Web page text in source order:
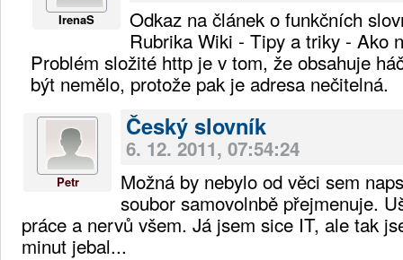
IrenaS
Odkaz na článek o funkčních
Rubrika Wiki - Tipy a triky - Ako
Problém složité http je v tom, že obsahuje
být nemělo, protože pak je adresa nečitelná.
Petr
Český slovník
6. 12. 2011, 07:54:24
Možná by nebylo od věci sem
soubor samovolnbě přejmenuje.
práce a nervů všem. Já jsem sice IT, ale tak
minut jebal...